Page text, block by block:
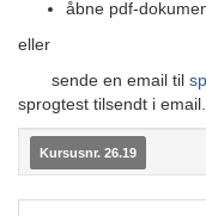
åbne pdf-
eller
sende en email til
sprogtest tilsendt i email.
Kursusnr. 26.19